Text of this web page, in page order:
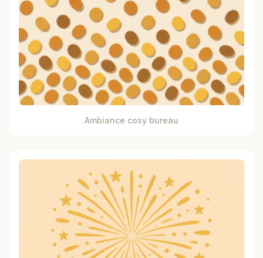
Ambiance cosy bureau